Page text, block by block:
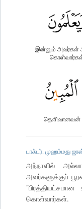
இன்னும் அவர்கள்
தெளிவானவன்
டாக்டர். முஹம்மது
அந்நாளில்
அவர்களுக்குப்
கொள்வார்கள்.